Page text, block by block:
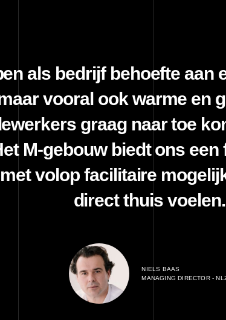
als bedrijf behoefte aan
vooral ook warme en
graag naar toe
M-gebouw biedt ons
volop facilitaire
direct thuis
NIELS BAAS
MANAGING DIRECTOR -